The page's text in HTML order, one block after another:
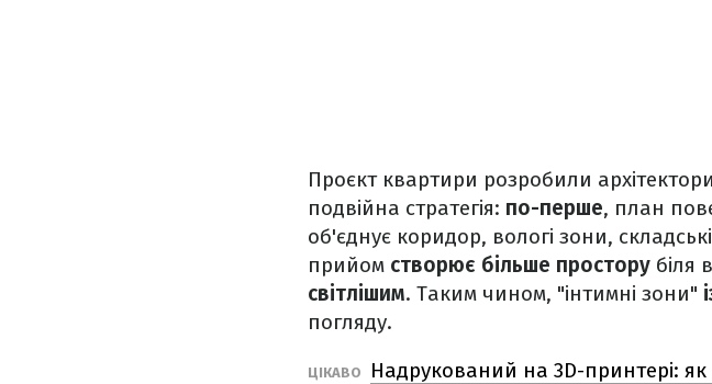
Проєкт квартири розробили
подвійна стратегія: по-перше, план
об'єднує коридор, вологі зони,
прийом створює більше простору біля
світлішим. Таким чином, "інтимні зони"
погляду.
ЦІКАВО
Надрукований на 3D-принтері: